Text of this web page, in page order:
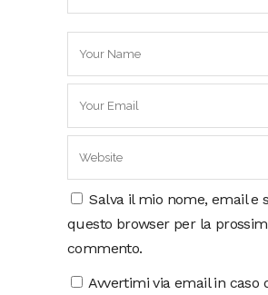
Salva il mio nome, email e
questo browser per la
commento.
Avvertimi via email in caso